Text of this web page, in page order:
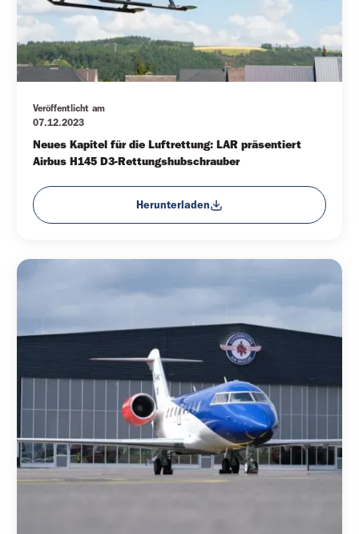
Veröffentlicht am
07.12.2023
Neues Kapitel für die Luftrettung: LAR präsentiert
Airbus H145 D3-Rettungshubschrauber
Herunterladen